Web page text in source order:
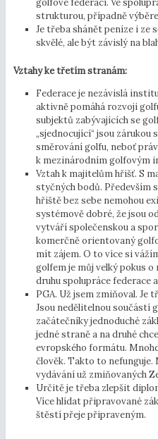
golfové federaci. Ve
strukturou, případně
Je třeba shánět peníze i ze
skvělé, ale být závislý na
Vztahy ke třetím stranám:
Federace je nezávislá
aktivně pomáhá rozvoji
subjektů zabývajících se
„sjednocující“ jsou zárukou
směrování golfu, neboť
k mezinárodním golfovým
Vztah k majitelům hřišť. S
styčných bodů. Především
hřiště bez sebe nemohou
systémově dobré, že jsou
vytváří společenskou a
komerčně orientovaný
mít zájem. O to více si
golfem je můj velký pokus
druhu spolupráce federace
PGA. Už jsem zmiňoval. Je
Jsou nedělitelnou součástí
začátečníky jednoduché
jedné straně a na druhé
evropského formátu.
člověk. Takto to nefunguje.
vydávání už zmiňovaných
Určitě je třeba zlepšit
Více hlídat připravované
štěstí přeje připraveným.